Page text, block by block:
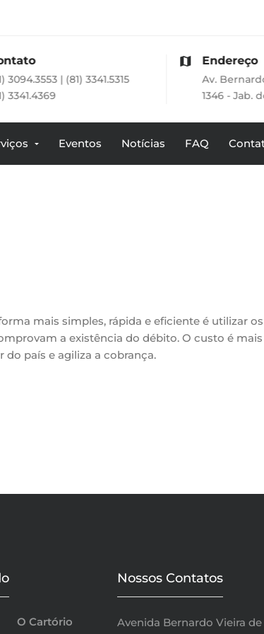
| (81) 3341.5315
Endereço
Av. Bernardo Vieira
1346 - Jab. dos
Eventos Notícias FAQ
mais simples, rápida e eficiente é utilizar
a existência do débito. O custo é
país e agiliza a cobrança.
O Cartório
Nossos Contatos
Avenida Bernardo Vieira de